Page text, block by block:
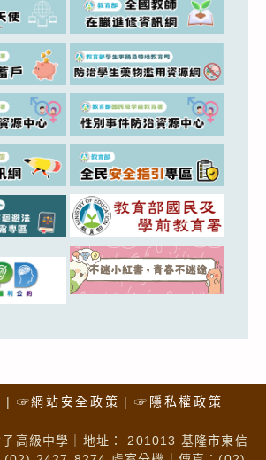
☞網站安全政策 ☞隱私權政策
高級中學｜地址： 201013 基隆市東信